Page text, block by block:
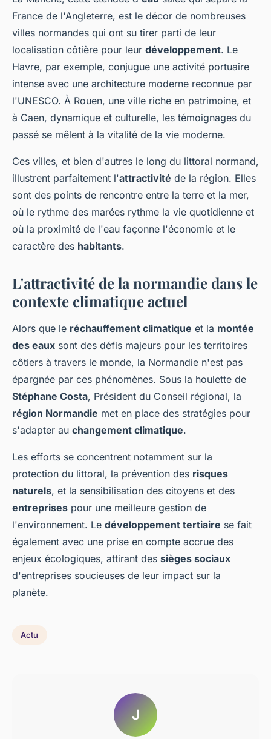
France de l'Angleterre, est le décor de nombreuses
villes normandes qui ont su tirer parti de leur
localisation côtière pour leur développement. Le
Havre, par exemple, conjugue une activité portuaire
intense avec une architecture moderne reconnue par
l'UNESCO. À Rouen, une ville riche en patrimoine, et
à Caen, dynamique et culturelle, les témoignages du
passé se mêlent à la vitalité de la vie moderne.
Ces villes, et bien d'autres le long du littoral normand,
illustrent parfaitement l'attractivité de la région. Elles
sont des points de rencontre entre la terre et la mer,
où le rythme des marées rythme la vie quotidienne et
où la proximité de l'eau façonne l'économie et le
caractère des habitants.
L'attractivité de la normandie dans le
contexte climatique actuel
Alors que le réchauffement climatique et la montée
des eaux sont des défis majeurs pour les territoires
côtiers à travers le monde, la Normandie n'est pas
épargnée par ces phénomènes. Sous la houlette de
Stéphane Costa, Président du Conseil régional, la
région Normandie met en place des stratégies pour
s'adapter au changement climatique.
Les efforts se concentrent notamment sur la
protection du littoral, la prévention des risques
naturels, et la sensibilisation des citoyens et des
entreprises pour une meilleure gestion de
l'environnement. Le développement tertiaire se fait
également avec une prise en compte accrue des
enjeux écologiques, attirant des sièges sociaux
d'entreprises soucieuses de leur impact sur la
planète.
Actu
J